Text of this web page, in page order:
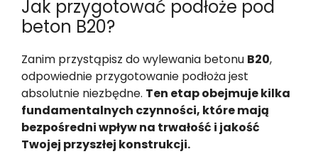
Jak przygotować podłoże pod
beton B20?
Zanim przystąpisz do wylewania betonu B20,
odpowiednie przygotowanie podłoża jest
absolutnie niezbędne. Ten etap obejmuje kilka
fundamentalnych czynności, które mają
bezpośredni wpływ na trwałość i jakość
Twojej przyszłej konstrukcji.